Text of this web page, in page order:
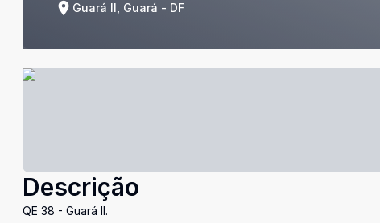
Guará II, Guará - DF
Descrição
QE 38 - Guará II.